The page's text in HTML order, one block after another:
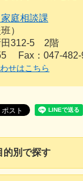
庭相談課
田312-5 2階
Fax：047-
せはこちら
的別で探す